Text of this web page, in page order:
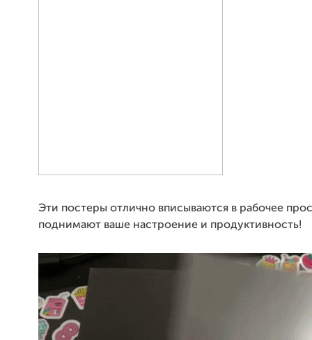
Эти постеры отлично вписываются в рабочее
поднимают ваше настроение и продуктивность!